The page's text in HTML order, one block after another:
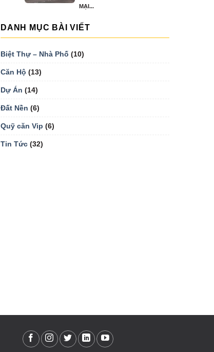
DANH MỤC BÀI VIẾT
Biệt Thự – Nhà Phố (10)
Căn Hộ (13)
Dự Án (14)
Đất Nền (6)
Quỹ căn Vip (6)
Tin Tức (32)